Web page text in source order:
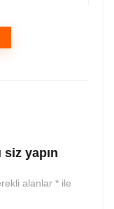
yapın
alanlar * ile